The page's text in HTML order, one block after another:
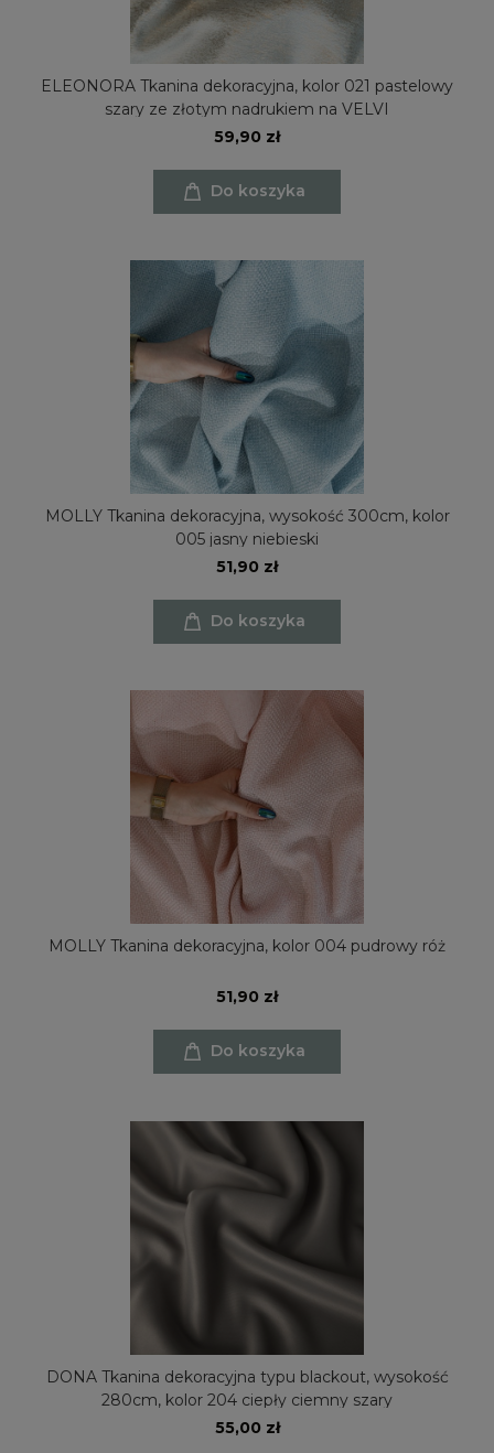
ELEONORA Tkanina dekoracyjna, kolor 021 pastelowy
szary ze złotym nadrukiem na VELVI
59,90 zł
Do koszyka
MOLLY Tkanina dekoracyjna, wysokość 300cm, kolor
005 jasny niebieski
51,90 zł
Do koszyka
MOLLY Tkanina dekoracyjna, kolor 004 pudrowy róż
51,90 zł
Do koszyka
DONA Tkanina dekoracyjna typu blackout, wysokość
280cm, kolor 204 ciepły ciemny szary
55,00 zł